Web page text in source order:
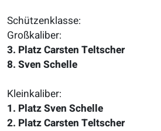
Schützenklasse:
Großkaliber:
3. Platz Carsten Teltscher
8. Sven Schelle
Kleinkaliber:
1. Platz Sven Schelle
2. Platz Carsten Teltscher